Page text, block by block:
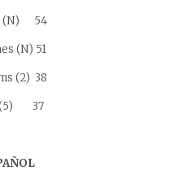
(N) 54
(N) 51
(2) 38
(5) 37